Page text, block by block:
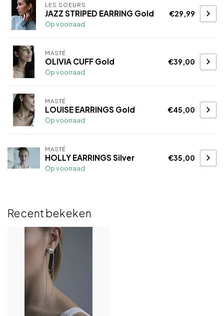
LES SOEURS
JAZZ STRIPED EARRING Gold
Op voorraad
€29,99
MASTÉ
OLIVIA CUFF Gold
Op voorraad
€39,00
MASTÉ
LOUISE EARRINGS Gold
Op voorraad
€45,00
MASTÉ
HOLLY EARRINGS Silver
Op voorraad
€35,00
Recent bekeken